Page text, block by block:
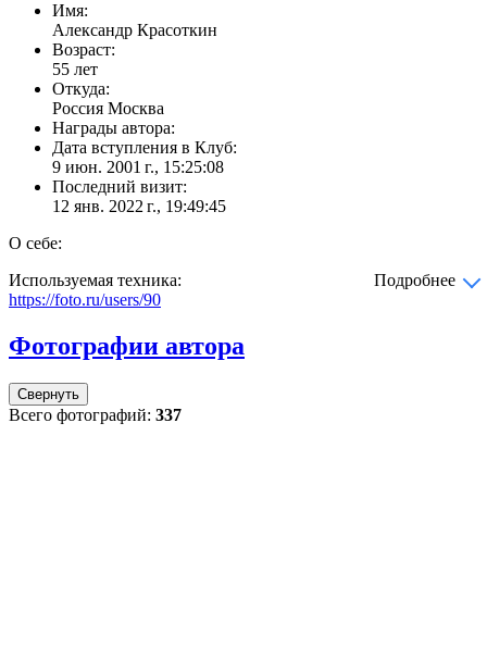
Имя:
Александр Красоткин
Возраст:
55 лет
Откуда:
Россия Москва
Награды автора:
Дата вступления в Клуб:
9 июн. 2001 г., 15:25:08
Последний визит:
12 янв. 2022 г., 19:49:45
О себе:
Используемая техника:
Подробнее
https://foto.ru/users/90
Фотографии автора
Свернуть
Всего фотографий: 337